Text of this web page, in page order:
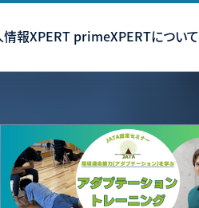
報XPERT primeXPERTについて